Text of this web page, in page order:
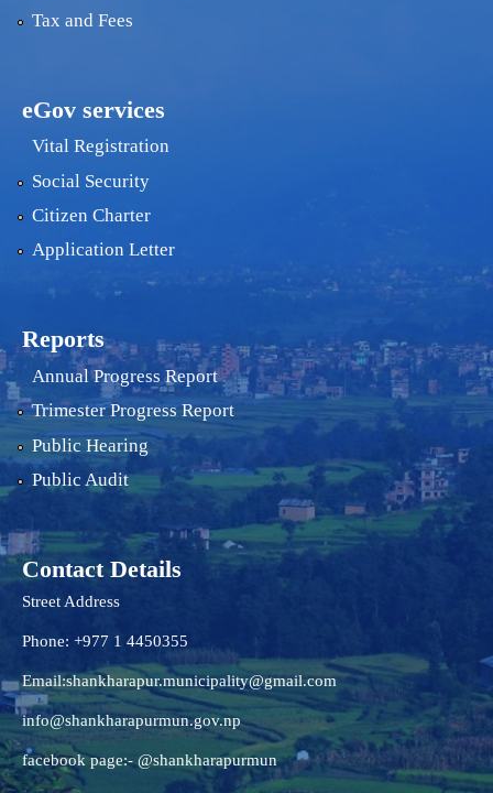
Tax and Fees
eGov services
Vital Registration
Social Security
Citizen Charter
Application Letter
Reports
Annual Progress Report
Trimester Progress Report
Public Hearing
Public Audit
Contact Details
Street Address
Phone: +977 1 4450355
Email:shankharapur.municipality@gmail.com
info@shankharapurmun.gov.np
facebook page:- @shankharapurmun